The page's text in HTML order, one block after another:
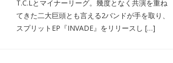
T.C.Lとマイナーリーグ。幾度となく共演を重ね
てきた二大巨頭とも言える2バンドが手を取り、
スプリットEP『INVADE』をリリースし […]